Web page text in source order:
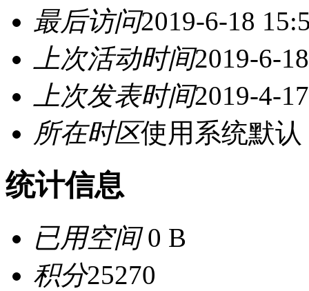
最后访问2019-6-18
上次活动时间2019-6-
上次发表时间2019-4-
所在时区使用系统默认
统计信息
已用空间0 B
积分25270